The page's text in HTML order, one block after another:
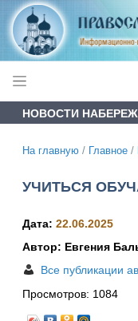
НОВОСТИ
На главную / Главное /
УЧИТЬСЯ
Дата: 22.06.2025
Автор: Евгения
Все публикации
Просмотров: 1084